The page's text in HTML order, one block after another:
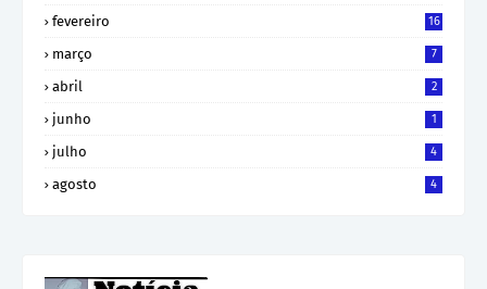
fevereiro 16
março 7
abril 2
junho 1
julho 4
agosto 4